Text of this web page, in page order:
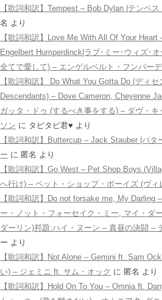
【歌詞和訳】Tempest – Bob Dylan |テンペ
名 より
【歌詞和訳】Love Me With All Of Your
Engelbert Humperdinck|ラブ･ミー･ウィズ･
全てで愛して) – エンゲルベルト・フンパー
【歌詞和訳】 Do What You Gotta Do (ディ
Descendants) – Dove Cameron, Cheyenne
ガッタ・ドゥ (するべき事をする) – ダヴ・
ソン に タピタピ君♥️ より
【歌詞和訳】Buttercup – Jack Stauber |バ
ー に 匿名 より
【歌詞和訳】Go West – Pet Shop Boys
へ行け) – ペット・ショップ・ボーイズ (ヴィ
【歌詞和訳】Do not forsake me, My Darling
ー・ノット・フォーセイク・ミー, マイ・ダ
ダーリン)邦題:ハイ・ヌーン – 真昼の決闘 –
ー より
【歌詞和訳】Not Alone – Gemini ft. Sam
い) – ジェミニ ft. サム・オック に 匿名 より
【歌詞和訳】Hold On To You – Omnia ft.